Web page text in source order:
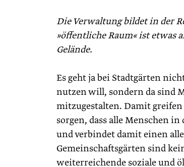
Die Verwaltung bildet in der
»öffentliche Raum« ist etwas
Gelände.
Es geht ja bei Stadtgärten
nutzen will, sondern da sind
mitzugestalten. Damit greifen
sorgen, dass alle Menschen
und verbindet damit einen
Gemeinschaftsgärten sind
weiterreichende soziale und